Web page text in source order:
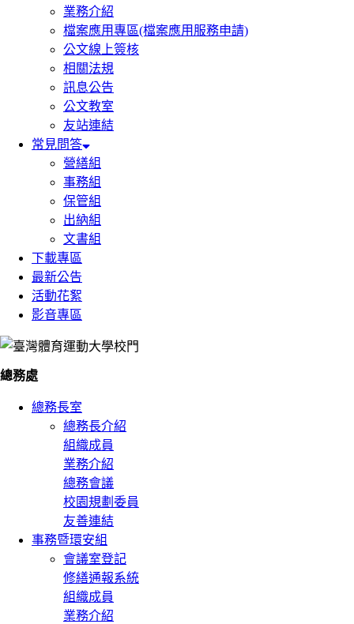
業務介紹
檔案應用專區(檔案應用服務申請)
公文線上簽核
相關法規
訊息公告
公文教室
友站連結
常見問答
營繕組
事務組
保管組
出納組
文書組
下載專區
最新公告
活動花絮
影音專區
總務處
總務長室
總務長介紹
組織成員
業務介紹
總務會議
校園規劃委員
友善連結
事務暨環安組
會議室登記
修繕通報系統
組織成員
業務介紹